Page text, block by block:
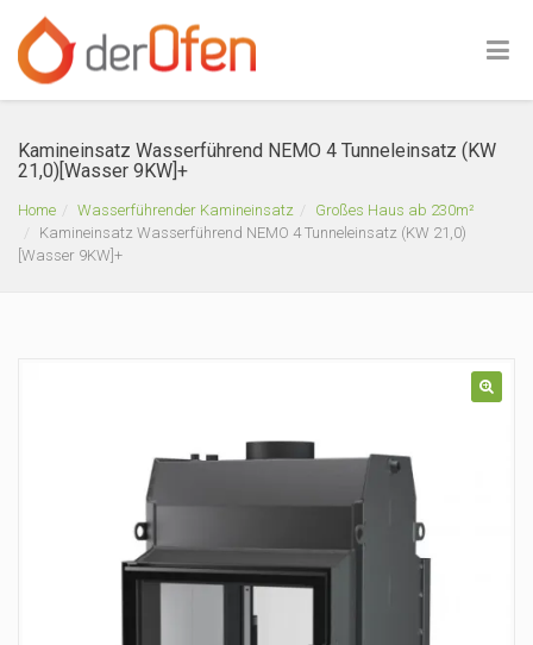
Kamineinsatz Wasserführend NEMO 4 Tunneleinsatz (KW
21,0)[Wasser 9KW]+
Home Wasserführender Kamineinsatz
Großes Haus ab 230m²
Kamineinsatz Wasserführend NEMO 4 Tunneleinsatz (KW 21,0)
[Wasser 9KW]+